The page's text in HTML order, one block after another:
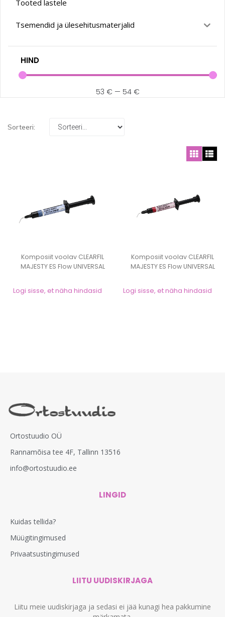
Tooted lastele
Tsemendid ja ülesehitusmaterjalid
HIND
53 € — 54€
Sorteeri:
Komposiit voolav CLEARFIL
MAJESTY ES Flow UNIVERSAL
Logi sisse, et näha hindasid
Komposiit voolav CLEARFIL
MAJESTY ES Flow UNIVERSAL
Logi sisse, et näha hindasid
Ortostuudio OÜ
Rannamõisa tee 4F, Tallinn 13516
info@ortostuudio.ee
LINGID
Kuidas tellida?
Müügitingimused
Privaatsustingimused
LIITU UUDISKIRJAGA
Liitu meie uudiskirjaga ja sedasi ei jää kunagi hea pakkumine